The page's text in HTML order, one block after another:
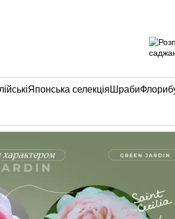
Японська селекція Шраби